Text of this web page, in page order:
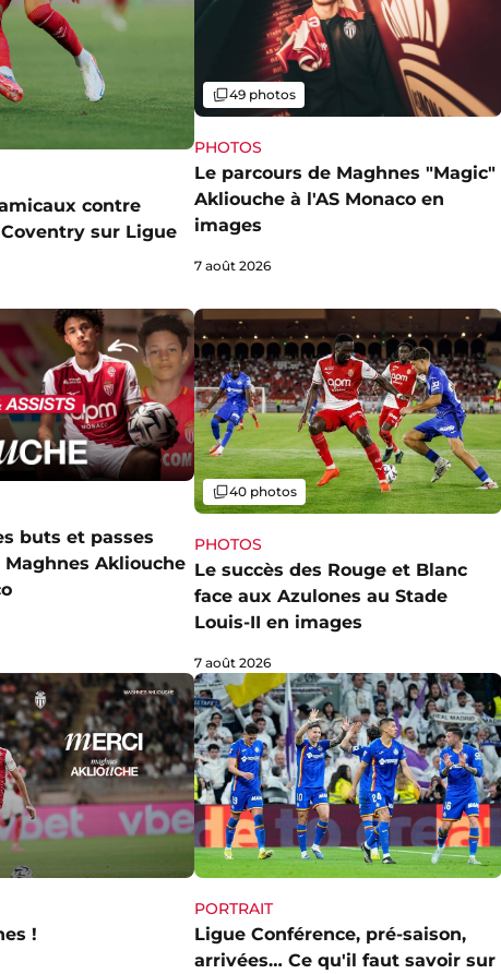
contre
sur Ligue
PHOTOS
Le parcours de Maghnes "Magic"
Akliouche à l'AS Monaco en
images
Galerie
49 photos
7 août 2026
buts et passes
Akliouche
PHOTOS
Le succès des Rouge et Blanc
face aux Azulones au Stade
Louis-II en images
Galerie
40 photos
7 août 2026
!
PORTRAIT
Ligue Conférence, pré-saison,
arrivées… Ce qu'il faut savoir sur